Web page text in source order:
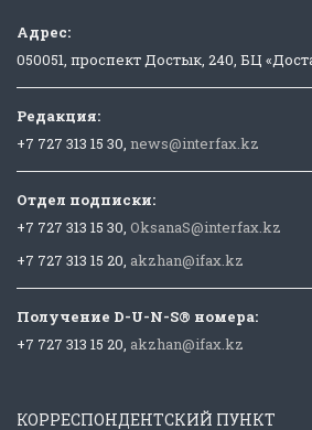
Адрес:
050051, проспект Достык, 240, БЦ
Редакция:
+7 727 313 15 30, news@interfax.kz
Отдел подписки:
+7 727 313 15 30, OksanaS@interfax.kz
+7 727 313 15 20, akzhan@ifax.kz
Получение D-U-N-S® номера:
+7 727 313 15 20, akzhan@ifax.kz
КОРРЕСПОНДЕНТСКИЙ ПУНКТ